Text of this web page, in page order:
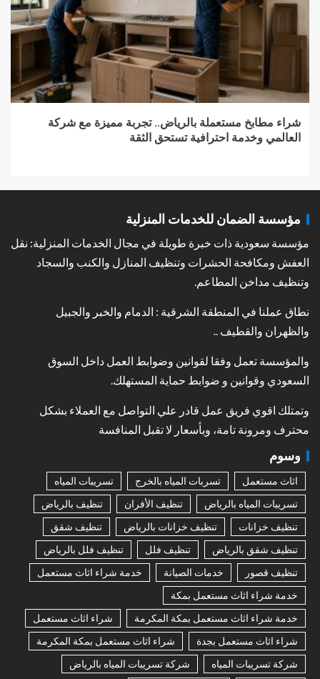
شراء مطابخ مستعملة بالرياض.. تجربة مميزة مع شركة
العالمي وخدمة احترافية تستحق الثقة
مؤسسة الضمان للخدمات المنزلية
مؤسسة سعودية ذات خبرة طويلة في مجال الخدمات المنزلية: نقل
العفش ومكافحة الحشرات وتنظيف المنازل والكنب والسجاد
وتنظيف مداخن المطاعم.
نطاق عملنا في المنطقة الشرقية : الدمام والخبر والجبيل
والظهران والقطيف ..
والمؤسسة تعمل وفقا لقوانين وضوابط العمل داخل السوق
السعودي وقوانين و ضوابط حماية المستهلك.
وتمتلك اقوي فريق عمل قادر علي التواصل مع العملاء بشكل
محترف ومرونة تامة، وبأسعار لا تقبل المنافسة
وسوم
اثاث مستعمل تسربات المياه بالخرج
تسريبات المياه
تسريبات المياه بالرياض
تنظيف الأفران
تنظيف بالرياض
تنظيف خزانات
تنظيف خزانات بالرياض
تنظيف شقق
تنظيف شقق بالرياض
تنظيف فلل
تنظيف فلل بالرياض
تنظيف قصور
خدمات الصيانة
خدمة شراء اثاث مستعمل
خدمة شراء اثاث مستعمل بمكة
خدمة شراء اثاث مستعمل بمكة المكرمة
شراء اثاث مستعمل
شراء اثاث مستعمل بجدة
شراء اثاث مستعمل بمكة المكرمة
شركة تسريبات المياه
شركة تسريبات المياه بالرياض